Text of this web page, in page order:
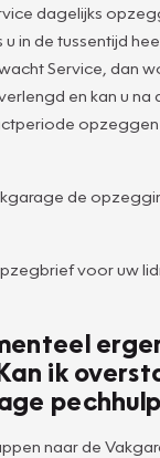
dagelijks
in de tussentijd
Service, dan
en kan u na
opzeggen
de
voor uw
ik
naar de